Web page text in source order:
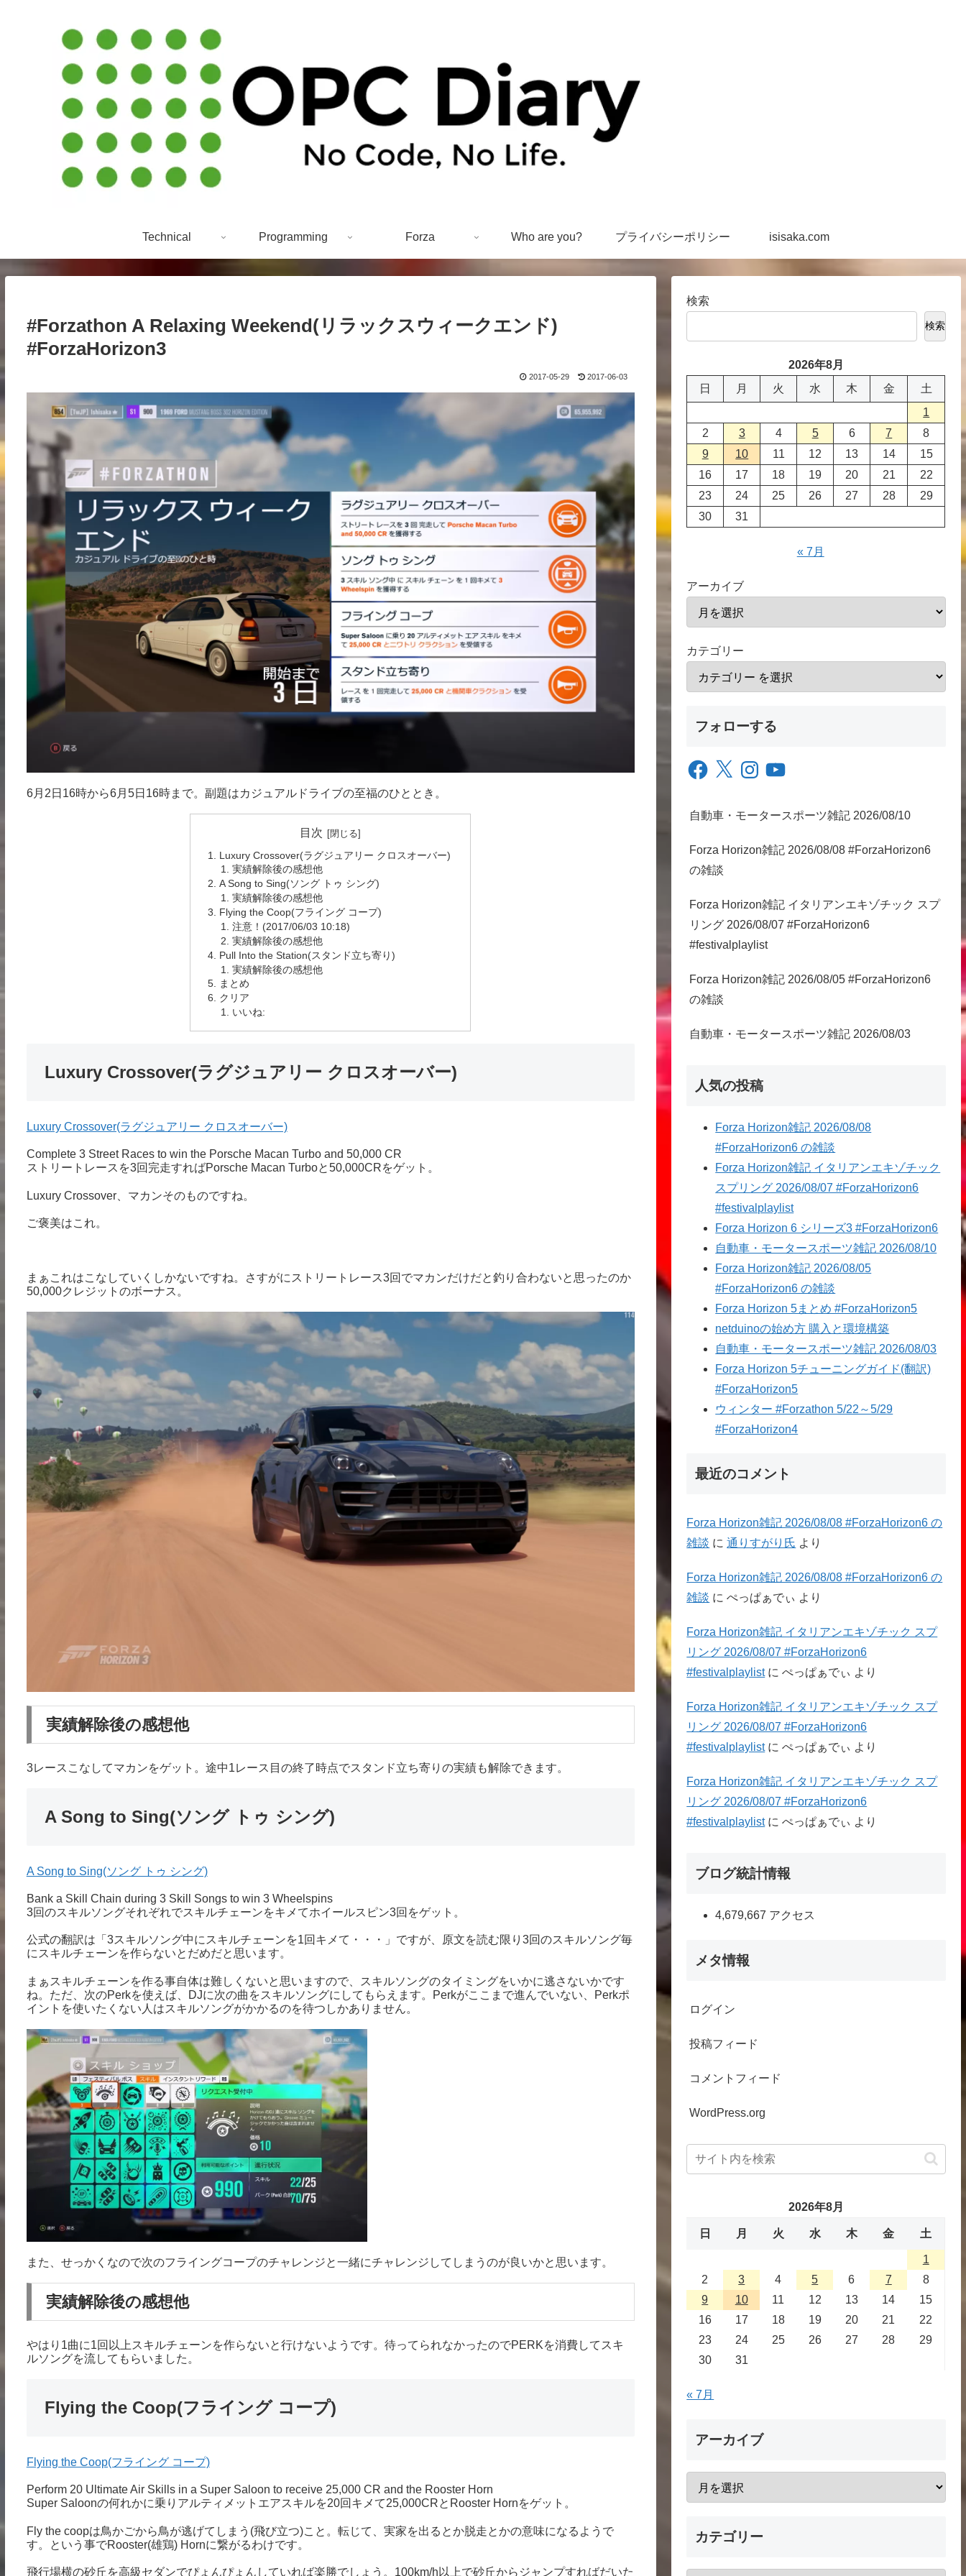
Technical Programming Forza Who are you? プライバシーポリシー isisaka.com
#Forzathon A Relaxing Weekend(リラックスウィークエンド)
#ForzaHorizon3
2017-05-29 2017-06-03
6月2日16時から6月5日16時まで。副題はカジュアルドライブの至福のひととき。
目次
Luxury Crossover(ラグジュアリー クロスオーバー)
実績解除後の感想他
A Song to Sing(ソング トゥ シング)
実績解除後の感想他
Flying the Coop(フライング コープ)
注意！(2017/06/03 10:18)
実績解除後の感想他
Pull Into the Station(スタンド立ち寄り)
実績解除後の感想他
まとめ
クリア
いいね:
Luxury Crossover(ラグジュアリー クロスオーバー)
Luxury Crossover(ラグジュアリー クロスオーバー)
Complete 3 Street Races to win the Porsche Macan Turbo and 50,000 CR
ストリートレースを3回完走すればPorsche Macan Turboと50,000CRをゲット。
Luxury Crossover、マカンそのものですね。
ご褒美はこれ。
まぁこれはこなしていくしかないですね。さすがにストリートレース3回でマカンだけだと釣り合わないと思ったのか
50,000クレジットのボーナス。
実績解除後の感想他
3レースこなしてマカンをゲット。途中1レース目の終了時点でスタンド立ち寄りの実績も解除できます。
A Song to Sing(ソング トゥ シング)
A Song to Sing(ソング トゥ シング)
Bank a Skill Chain during 3 Skill Songs to win 3 Wheelspins
3回のスキルソングそれぞれでスキルチェーンをキメてホイールスピン3回をゲット。
公式の翻訳は「3スキルソング中にスキルチェーンを1回キメて・・・」ですが、原文を読む限り3回のスキルソング毎
にスキルチェーンを作らないとだめだと思います。
まぁスキルチェーンを作る事自体は難しくないと思いますので、スキルソングのタイミングをいかに逃さないかです
ね。ただ、次のPerkを使えば、DJに次の曲をスキルソングにしてもらえます。Perkがここまで進んでいない、Perkポ
イントを使いたくない人はスキルソングがかかるのを待つしかありません。
また、せっかくなので次のフライングコープのチャレンジと一緒にチャレンジしてしまうのが良いかと思います。
実績解除後の感想他
やはり1曲に1回以上スキルチェーンを作らないと行けないようです。待ってられなかったのでPERKを消費してスキ
ルソングを流してもらいました。
Flying the Coop(フライング コープ)
Flying the Coop(フライング コープ)
Perform 20 Ultimate Air Skills in a Super Saloon to receive 25,000 CR and the Rooster Horn
Super Saloonの何れかに乗りアルティメットエアスキルを20回キメて25,000CRとRooster Hornをゲット。
Fly the coopは鳥かごから鳥が逃げてしまう(飛び立つ)こと。転じて、実家を出るとか脱走とかの意味になるようで
す。という事でRooster(雄鶏) Hornに繋がるわけです。
飛行場横の砂丘を高級セダンでぴょんぴょんしていれば楽勝でしょう。100km/h以上で砂丘からジャンプすればだいた
検索
検索
2026年8月
日
月 火 水 木 金
土
1
2
3 4 5 6 7
8
9
10 11 12 13 14
15
16
17 18 19 20 21
22
23
24 25 26 27 28
29
30
31
« 7月
アーカイブ
カテゴリー
フォローする
Facebook
X InstagramYouTube
自動車・モータースポーツ雑記 2026/08/10
Forza Horizon雑記 2026/08/08 #ForzaHorizon6
の雑談
Forza Horizon雑記 イタリアンエキゾチック スプ
リング 2026/08/07 #ForzaHorizon6
#festivalplaylist
Forza Horizon雑記 2026/08/05 #ForzaHorizon6
の雑談
自動車・モータースポーツ雑記 2026/08/03
人気の投稿
Forza Horizon雑記 2026/08/08
#ForzaHorizon6 の雑談
Forza Horizon雑記 イタリアンエキゾチック
スプリング 2026/08/07 #ForzaHorizon6
#festivalplaylist
Forza Horizon 6 シリーズ3 #ForzaHorizon6
自動車・モータースポーツ雑記 2026/08/10
Forza Horizon雑記 2026/08/05
#ForzaHorizon6 の雑談
Forza Horizon 5まとめ #ForzaHorizon5
netduinoの始め方 購入と環境構築
自動車・モータースポーツ雑記 2026/08/03
Forza Horizon 5チューニングガイド(翻訳)
#ForzaHorizon5
ウィンター #Forzathon 5/22～5/29
#ForzaHorizon4
最近のコメント
Forza Horizon雑記 2026/08/08 #ForzaHorizon6 の
雑談 に通りすがり氏 より
Forza Horizon雑記 2026/08/08 #ForzaHorizon6 の
雑談 にぺっぱぁでぃ より
Forza Horizon雑記 イタリアンエキゾチック スプ
リング 2026/08/07 #ForzaHorizon6
#festivalplaylistにぺっぱぁでぃ より
Forza Horizon雑記 イタリアンエキゾチック スプ
リング 2026/08/07 #ForzaHorizon6
#festivalplaylistにぺっぱぁでぃ より
Forza Horizon雑記 イタリアンエキゾチック スプ
リング 2026/08/07 #ForzaHorizon6
#festivalplaylistにぺっぱぁでぃ より
ブログ統計情報
4,679,667 アクセス
メタ情報
ログイン
投稿フィード
コメントフィード
WordPress.org
2026年8月
日 月 火 水 木 金 土
1
2
3 4 5 6 7
8
9
10 11 12 13 14
15
16
17 18 19 20 21
22
23
24 25 26 27 28
29
30
31
« 7月
アーカイブ
カテゴリー